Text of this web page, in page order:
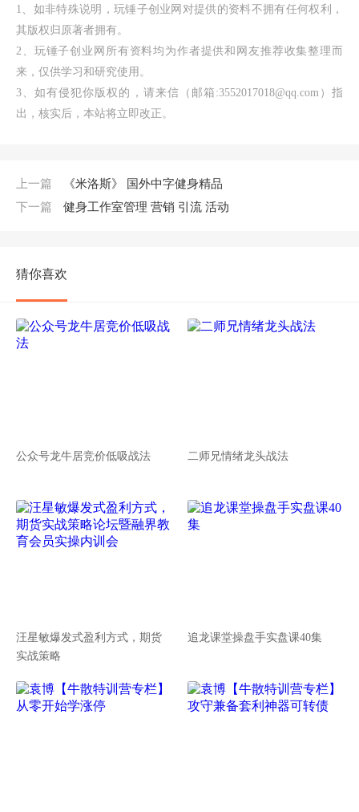
1、如非特殊说明，玩锤子创业网对提供的资料不拥有任何权利，
其版权归原著者拥有。
2、玩锤子创业网所有资料均为作者提供和网友推荐收集整理而
来，仅供学习和研究使用。
3、如有侵犯你版权的，请来信（邮箱:3552017018@qq.com）指
出，核实后，本站将立即改正。
上一篇
《米洛斯》 国外中字健身精品
下一篇
健身工作室管理 营销 引流 活动
猜你喜欢
公众号龙牛居竞价低吸战法 二师兄情绪龙头战法
汪星敏爆发式盈利方式，期货
实战策略
追龙课堂操盘手实盘课40集